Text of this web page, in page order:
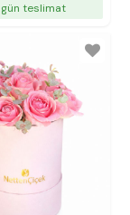
gün teslimat